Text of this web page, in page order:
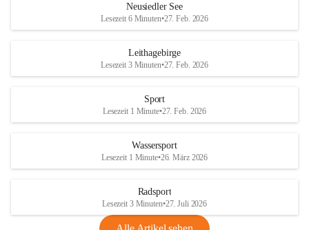
S
Maßnahmen zur Bekämpfung
Rebe und der Amerikanischen
Anhang VBl. EU Nr. 18
1 Seite•1,4 MB
VBl. EU Nr. 18_2026
r
S
Neusiedler See
Lesezeit 6 Minuten•27. Feb. 2026
Leithagebirge
Lesezeit 3 Minuten•27. Feb. 2026
Sport
Lesezeit 1 Minute•27. Feb. 2026
Wassersport
Lesezeit 1 Minute•26. März 2026
Radsport
Lesezeit 3 Minuten•27. Juli 2026